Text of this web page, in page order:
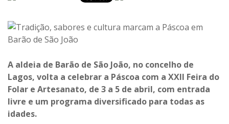
A aldeia de Barão de São João, no concelho de
Lagos, volta a celebrar a Páscoa com a XXII Feira do
Folar e Artesanato, de 3 a 5 de abril, com entrada
livre e um programa diversificado para todas as
idades.